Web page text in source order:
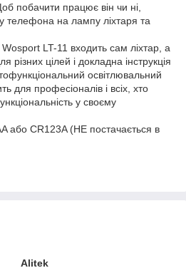
побачити працює він чи ні,
телефона на лампу ліхтаря та
LT-11 входить сам ліхтар, а
різних цілей і докладна інструкція
освітлювальний
для професіоналів і всіх, хто
у своєму
або CR123A (НЕ постачається в
Alitek